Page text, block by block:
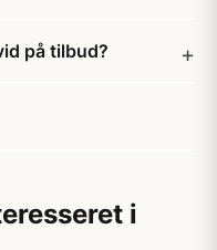
på tilbud?
i